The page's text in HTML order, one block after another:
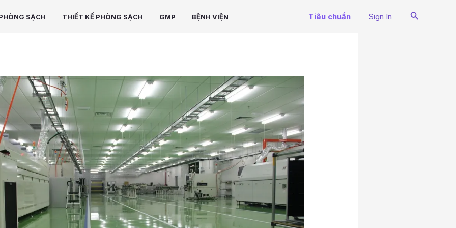
SẠCH THIẾT KẾ PHÒNG SẠCH GMP BỆNH VIỆN Tiêu chuẩn Sign In Search